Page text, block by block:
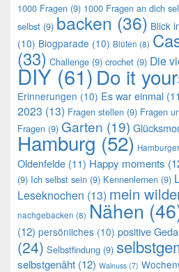
1000 Fragen (9) 1000 Fragen an dich
selbst (9) backen (36) Blick
(10) Blogparade (10) Blüten (8)
(33) Challenge (9) crochet (9) Die
DIY(61)Do it
Erinnerungen (10) Es war einmal
2023 (13) Fragen stellen (9) Fragen
Fragen (9) Garten (19)
Hamburg (52)
Oldenfelde (11) Happy moments
(9) Ich selbst sein (9) Kennenlernen (9)
Leseknochen (13) mein
nachgebacken (8) Nähen
(12) persönliches (10) positive
(24) Selbstfindung (9)
selbstgenäht (12) Walnuss (7)